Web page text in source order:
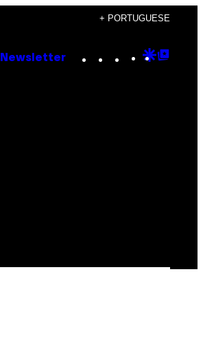
+ PORTUGUESE
Newsletter Instagram
TikTok
YouTube
Google